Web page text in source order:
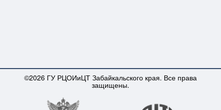
©2026 ГУ РЦОИиЦТ Забайкальского края. Все права
защищены.